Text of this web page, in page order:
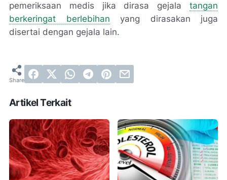
pemeriksaan medis jika dirasa gejala tangan
berkeringat berlebihan yang dirasakan juga
disertai dengan gejala lain.
Artikel Terkait